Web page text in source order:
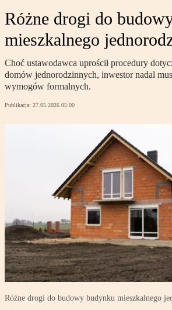
Różne drogi do
mieszkalnego
Choć ustawodawca uprościł procedury
domów jednorodzinnych, inwestor nadal
wymogów formalnych.
Publikacja: 27.05.2026 05:00
Różne drogi do budowy budynku mieszkalnego